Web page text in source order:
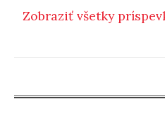
Zobraziť všetky